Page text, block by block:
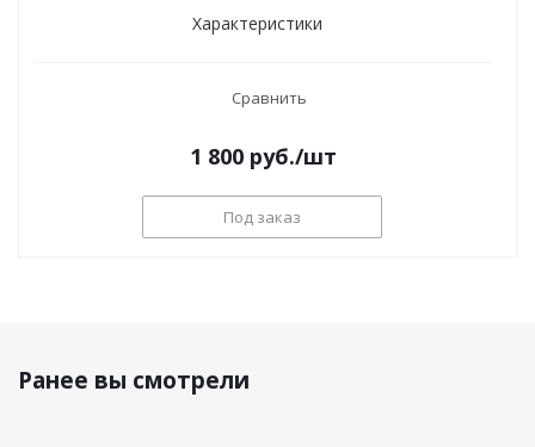
Характеристики
Сравнить
1 800 руб./шт
Под заказ
Ранее вы смотрели